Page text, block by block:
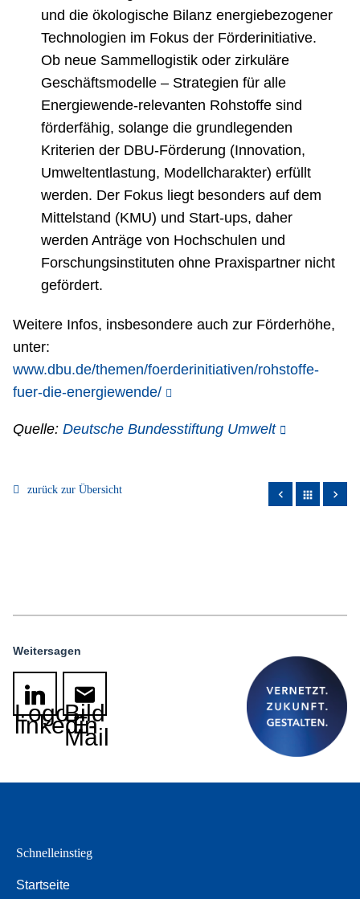
und die ökologische Bilanz energiebezogener
Technologien im Fokus der Förderinitiative.
Ob neue Sammellogistik oder zirkuläre
Geschäftsmodelle – Strategien für alle
Energiewende-relevanten Rohstoffe sind
förderfähig, solange die grundlegenden
Kriterien der DBU-Förderung (Innovation,
Umweltentlastung, Modellcharakter) erfüllt
werden. Der Fokus liegt besonders auf dem
Mittelstand (KMU) und Start-ups, daher
werden Anträge von Hochschulen und
Forschungsinstituten ohne Praxispartner nicht
gefördert.
Weitere Infos, insbesondere auch zur Förderhöhe,
unter:
www.dbu.de/themen/foerderinitiativen/rohstoffe-
fuer-die-energiewende/
Quelle: Deutsche Bundesstiftung Umwelt
zurück zur Übersicht apps
Weitersagen
Logo
linkedin
Bild
E-
Mail
Schnelleinstieg
Startseite